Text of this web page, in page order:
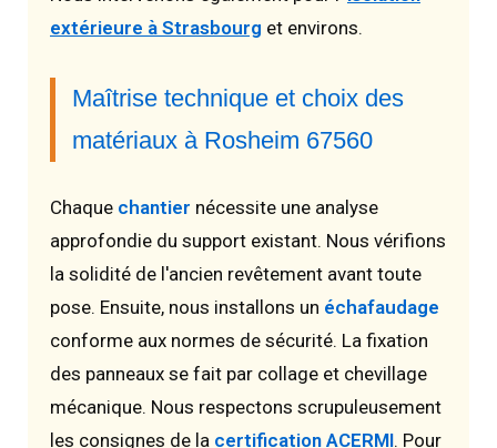
extérieure à Strasbourg et environs.
Maîtrise technique et choix des
matériaux à Rosheim 67560
Chaque chantier nécessite une analyse
approfondie du support existant. Nous vérifions
la solidité de l'ancien revêtement avant toute
pose. Ensuite, nous installons un échafaudage
conforme aux normes de sécurité. La fixation
des panneaux se fait par collage et chevillage
mécanique. Nous respectons scrupuleusement
les consignes de la certification ACERMI. Pour